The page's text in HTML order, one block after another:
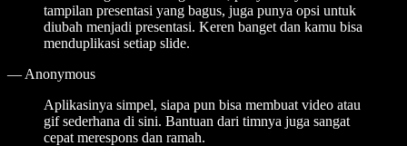
tampilan presentasi yang bagus, juga punya opsi untuk
diubah menjadi presentasi. Keren banget dan kamu bisa
menduplikasi setiap slide.
— Anonymous
Aplikasinya simpel, siapa pun bisa membuat video atau
gif sederhana di sini. Bantuan dari timnya juga sangat
cepat merespons dan ramah.